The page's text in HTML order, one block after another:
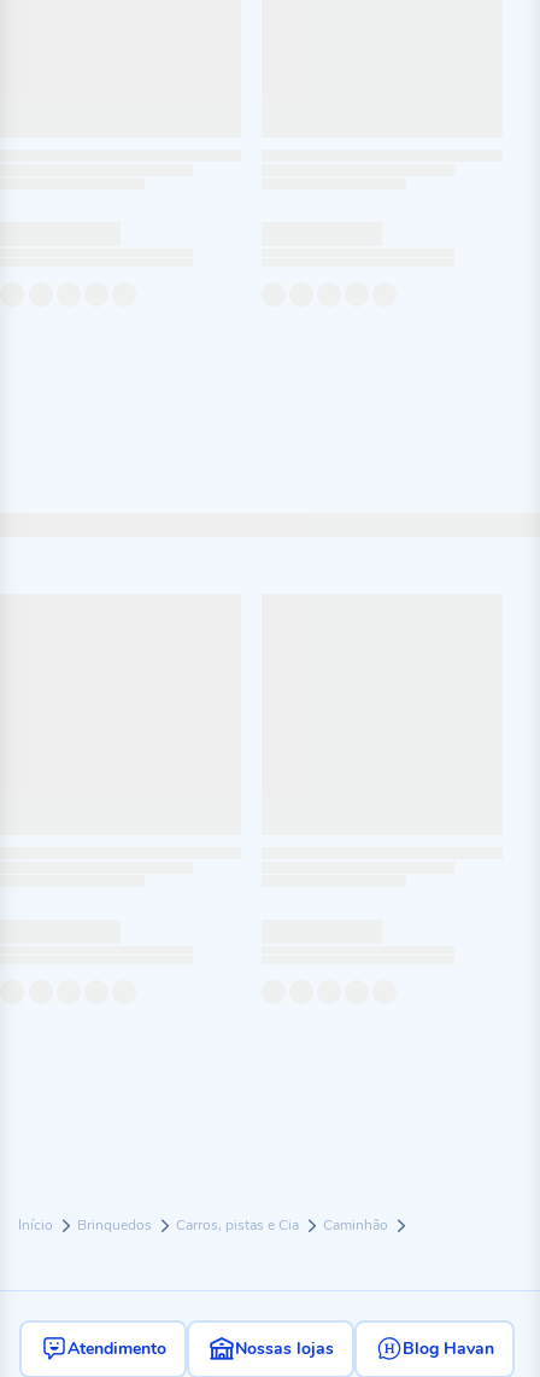
Início Brinquedos Carros, pistas e Cia Caminhão
Atendimento Nossas lojas Blog Havan